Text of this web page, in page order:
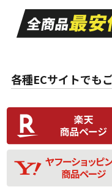
A
走行距離も少
目立つ傷もほ
ない中古品
な中古品
C
比較的きれいな
品
D
使用感や目立
あり、一般的
品
各種ECサイトでも